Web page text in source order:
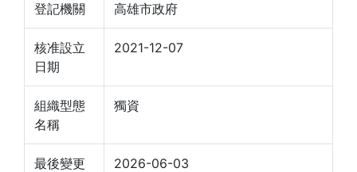
登記機關 高雄市政府
核准設立
日期
2021-12-07
組織型態
名稱
獨資
最後變更
2026-06-03